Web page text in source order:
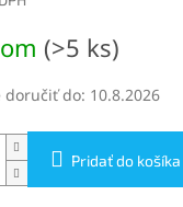
(>5 ks)
doručiť do: 10.8.2026
Pridať do košíka